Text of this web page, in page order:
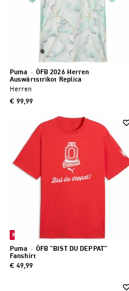
Puma · ÖFB 2026 Herren
Auswärtstrikot Replica
Herren
€ 99,99
Neu
Puma · ÖFB "BIST DU DEPPAT"
Fanshirt
€ 49,99